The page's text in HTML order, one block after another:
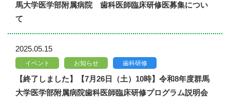
馬大学医学部附属病院 歯科医師臨床研修医募集につい
て
2025.05.15
イベント お知らせ 歯科研修
【終了しました】【7月26日（土）10時】令和8年度群馬
大学医学部附属病院歯科医師臨床研修プログラム説明会